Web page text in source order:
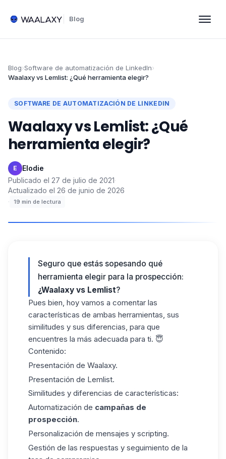
Blog
Blog›Software de automatización de LinkedIn›
Waalaxy vs Lemlist: ¿Qué herramienta elegir?
SOFTWARE DE AUTOMATIZACIÓN DE LINKEDIN
Waalaxy vs Lemlist: ¿Qué
herramienta elegir?
E Elodie·
Publicado el 27 de julio de 2021·
Actualizado el 26 de junio de 2026
·
19 min de lectura
Seguro que estás sopesando qué
herramienta elegir para la prospección:
¿Waalaxy vs Lemlist?
Pues bien, hoy vamos a comentar las
características de ambas herramientas, sus
similitudes y sus diferencias, para que
encuentres la más adecuada para ti. 😇
Contenido:
Presentación de Waalaxy.
Presentación de Lemlist.
Similitudes y diferencias de características:
Automatización de campañas de
prospección.
Personalización de mensajes y scripting.
Gestión de las respuestas y seguimiento de la